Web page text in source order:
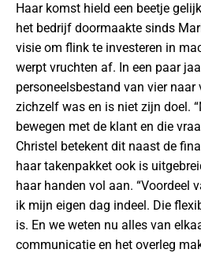
Haar komst hield een beetje
het bedrijf doormaakte sinds
visie om flink te investeren in
werpt vruchten af. In een paar
personeelsbestand van vier naar
zichzelf was en is niet zijn doel.
bewegen met de klant en die
Christel betekent dit naast de
haar takenpakket ook is
haar handen vol aan. “Voordeel
ik mijn eigen dag indeel. Die
is. En we weten nu alles van
communicatie en het overleg